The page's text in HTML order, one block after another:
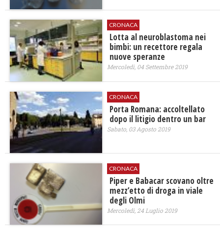
CRONACA
Lotta al neuroblastoma nei
bimbi: un recettore regala
nuove speranze
Mercoledì, 04 Settembre 2019
CRONACA
Porta Romana: accoltellato
dopo il litigio dentro un bar
Sabato, 03 Agosto 2019
CRONACA
Piper e Babacar scovano oltre
mezz’etto di droga in viale
degli Olmi
Mercoledì, 24 Luglio 2019